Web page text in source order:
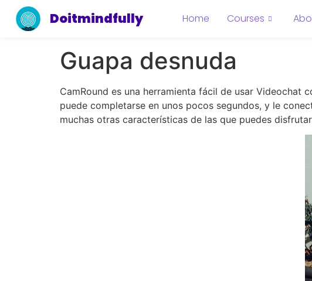
Doitmindfully Home Courses
Guapa desnuda
CamRound es una herramienta fácil de usar
puede completarse en unos pocos segundos, y le
muchas otras características de las que puedes